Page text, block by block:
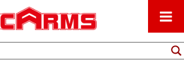
ทุกชนิด ตั้งแต่เริ่มต้นถึงมืออาชีพ